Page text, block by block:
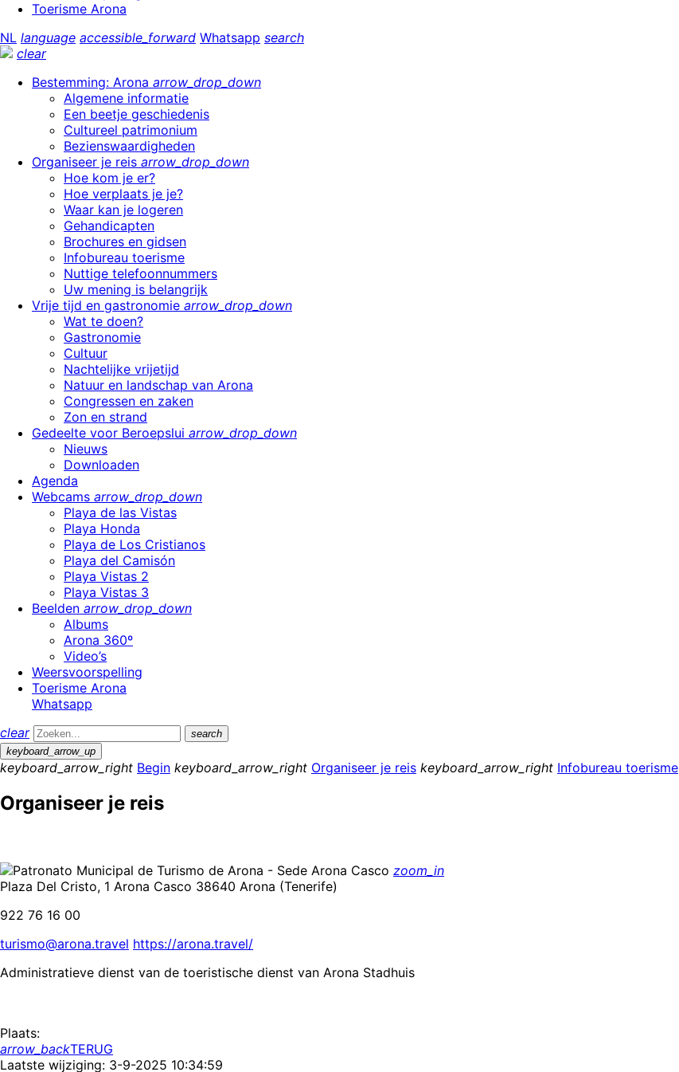
Toerisme Arona
NL language accessible_forward Whatsapp search
clear
Bestemming: Arona arrow_drop_down
Algemene informatie
Een beetje geschiedenis
Cultureel patrimonium
Bezienswaardigheden
Organiseer je reis arrow_drop_down
Hoe kom je er?
Hoe verplaats je je?
Waar kan je logeren
Gehandicapten
Brochures en gidsen
Infobureau toerisme
Nuttige telefoonnummers
Uw mening is belangrijk
Vrije tijd en gastronomie arrow_drop_down
Wat te doen?
Gastronomie
Cultuur
Nachtelijke vrijetijd
Natuur en landschap van Arona
Congressen en zaken
Zon en strand
Gedeelte voor Beroepslui arrow_drop_down
Nieuws
Downloaden
Agenda
Webcams arrow_drop_down
Playa de las Vistas
Playa Honda
Playa de Los Cristianos
Playa del Camisón
Playa Vistas 2
Playa Vistas 3
Beelden arrow_drop_down
Albums
Arona 360º
Video’s
Weersvoorspelling
Toerisme Arona
Whatsapp
clear
search
keyboard_arrow_up
keyboard_arrow_right Begin keyboard_arrow_right Organiseer je reis keyboard_arrow_right Infobureau toerisme
Organiseer je reis
zoom_in
Plaza Del Cristo, 1 Arona Casco 38640 Arona (Tenerife)
922 76 16 00
turismo@arona.travel https://arona.travel/
Administratieve dienst van de toeristische dienst van Arona Stadhuis
Plaats:
arrow_backTERUG
Laatste wijziging: 3-9-2025 10:34:59